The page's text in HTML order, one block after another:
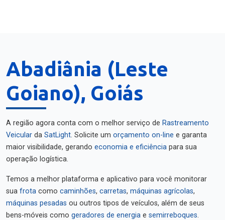
Abadiânia (Leste
Goiano), Goiás
A região agora conta com o melhor serviço de Rastreamento
Veicular da SatLight. Solicite um orçamento on-line e garanta
maior visibilidade, gerando economia e eficiência para sua
operação logística.
Temos a melhor plataforma e aplicativo para você monitorar
sua frota como caminhões, carretas, máquinas agrícolas,
máquinas pesadas ou outros tipos de veículos, além de seus
bens-móveis como geradores de energia e semirreboques.